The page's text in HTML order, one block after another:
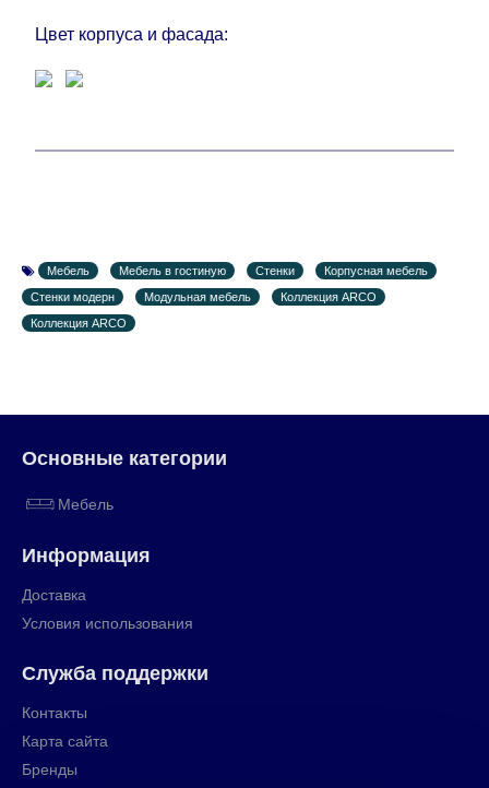
Цвет корпуса и фасада:
Мебель Мебель в гостиную Стенки
Корпусная мебель
Стенки модерн
Модульная мебель
Коллекция ARCO
Коллекция ARCO
Основные категории
Мебель
Информация
Доставка
Условия использования
Служба поддержки
Контакты
Карта сайта
Бренды